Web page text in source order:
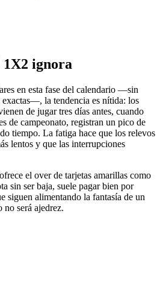
ignora
en esta fase del calendario —sin
la tendencia es nítida: los
de jugar tres días antes, cuando
de campeonato, registran un pico de
tiempo. La fatiga hace que los relevos
lentos y que las interrupciones
el over de tarjetas amarillas como
sin ser baja, suele pagar bien por
siguen alimentando la fantasía de un
no será ajedrez.